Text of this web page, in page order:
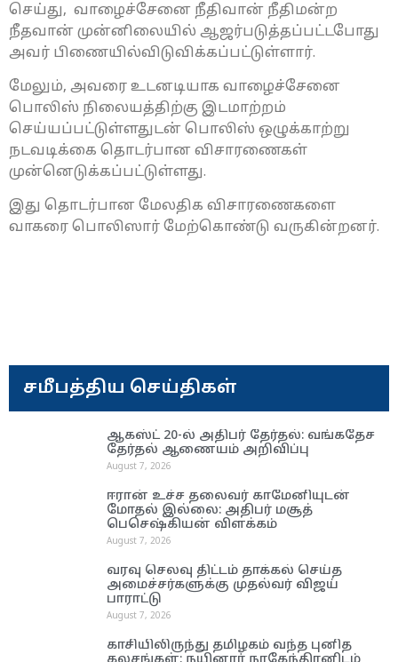
செய்து, வாழைச்சேனை நீதிவான் நீதிமன்ற
நீதவான் முன்னிலையில் ஆஜர்படுத்தப்பட்டபோது
அவர் பிணையில்விடுவிக்கப்பட்டுள்ளார்.
மேலும், அவரை உடனடியாக வாழைச்சேனை
பொலிஸ் நிலையத்திற்கு இடமாற்றம்
செய்யப்பட்டுள்ளதுடன் பொலிஸ் ஒழுக்காற்று
நடவடிக்கை தொடர்பான விசாரணைகள்
முன்னெடுக்கப்பட்டுள்ளது.
இது தொடர்பான மேலதிக விசாரணைகளை
வாகரை பொலிஸார் மேற்கொண்டு வருகின்றனர்.
சமீபத்திய செய்திகள்
ஆகஸ்ட் 20-ல் அதிபர் தேர்தல்: வங்கதேச
தேர்தல் ஆணை​யம் அறிவிப்பு
August 7, 2026
ஈரான் உச்ச தலை​வர் காமேனியுடன்
மோதல் இல்லை: அதிபர் மசூத்
பெசெஷ்கியன் விளக்கம்
August 7, 2026
வரவு செலவு திட்டம் தாக்கல் செய்த
அமைச்சர்களுக்கு முதல்வர் விஜய்
பாராட்டு
August 7, 2026
காசியிலிருந்து தமிழகம் வந்த புனித